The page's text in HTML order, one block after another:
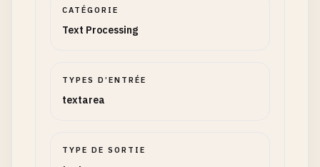
CATÉGORIE
Text Processing
TYPES D’ENTRÉE
textarea
TYPE DE SORTIE